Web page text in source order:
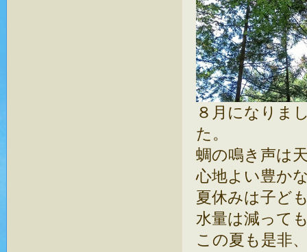
８月になりま
た。
蜩の鳴き声は
心地よい豊か
夏休みは子ど
水量は減って
この夏も是非